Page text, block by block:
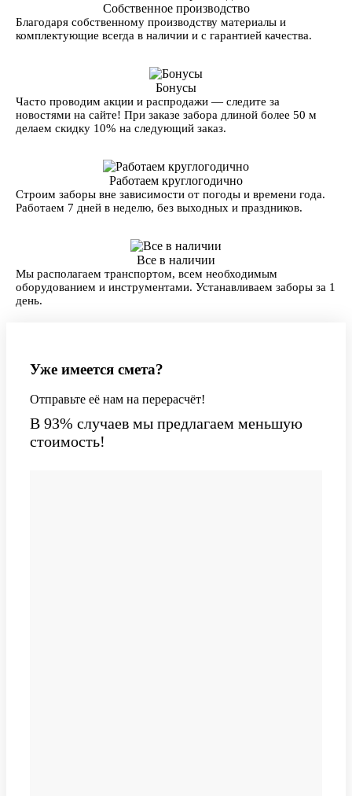
Собственное производство
Благодаря собственному производству материалы и
комплектующие всегда в наличии и с гарантией качества.
Бонусы
Часто проводим акции и распродажи — следите за
новостями на сайте! При заказе забора длиной более 50 м
делаем скидку 10% на следующий заказ.
Работаем круглогодично
Строим заборы вне зависимости от погоды и времени года.
Работаем 7 дней в неделю, без выходных и праздников.
Все в наличии
Мы располагаем транспортом, всем необходимым
оборудованием и инструментами. Устанавливаем заборы за 1
день.
Уже имеется смета?
Отправьте её нам на перерасчёт!
В 93% случаев мы предлагаем меньшую
стоимость!